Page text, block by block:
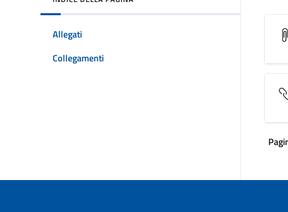
Allegati
Collegamenti